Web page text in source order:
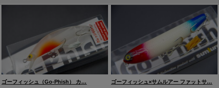
ゴーフィッシュ（Go-Phish） カ…
ゴーフィッシュ×サムルアー ファットサ…